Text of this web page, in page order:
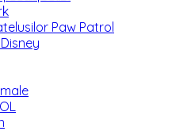
Paw Patrol